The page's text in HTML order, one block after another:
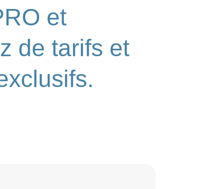
et
de tarifs et